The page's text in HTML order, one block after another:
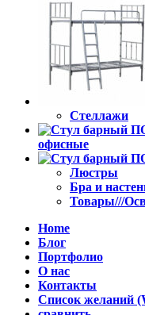
Стеллажи
офисные
Люстры
Бра и
Товары///
Home
Блог
Портфолио
О нас
Контакты
Список желаний